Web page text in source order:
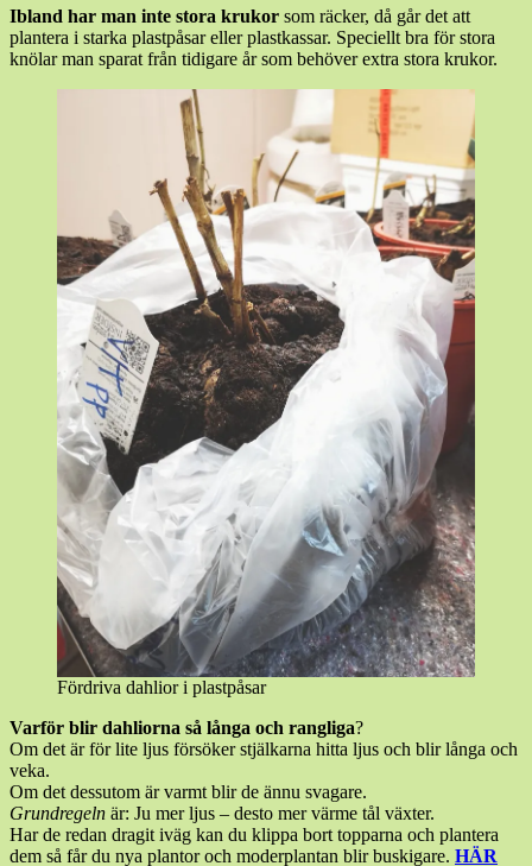
Ibland har man inte stora krukor som räcker, då går det att
plantera i starka plastpåsar eller plastkassar. Speciellt bra för stora
knölar man sparat från tidigare år som behöver extra stora krukor.
Fördriva dahlior i plastpåsar
Varför blir dahliorna så långa och rangliga?
Om det är för lite ljus försöker stjälkarna hitta ljus och blir långa och
veka.
Om det dessutom är varmt blir de ännu svagare.
Grundregeln är: Ju mer ljus – desto mer värme tål växter.
Har de redan dragit iväg kan du klippa bort topparna och plantera
dem så får du nya plantor och moderplantan blir buskigare. HÄR